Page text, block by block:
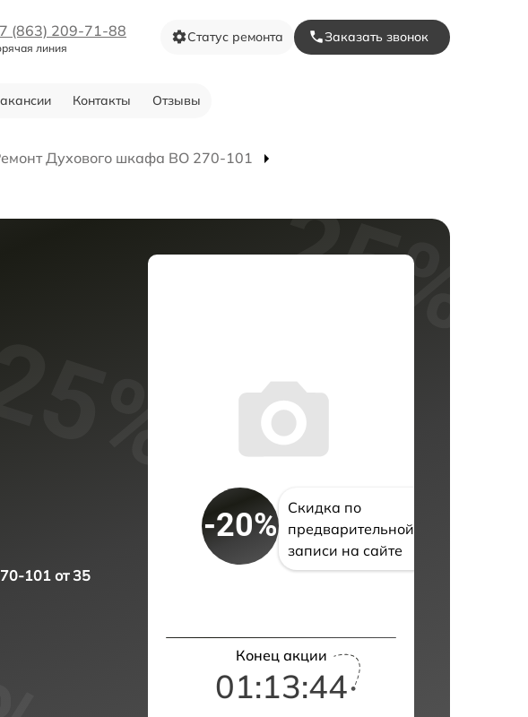
(863) 209-71-88
линия
Статус ремонта Заказать звонок
Контакты Отзывы
Духового шкафа BO 270-101
101 от 35
-20%
Скидка по
предварительной
записи на сайте
Конец акции
01:13:42